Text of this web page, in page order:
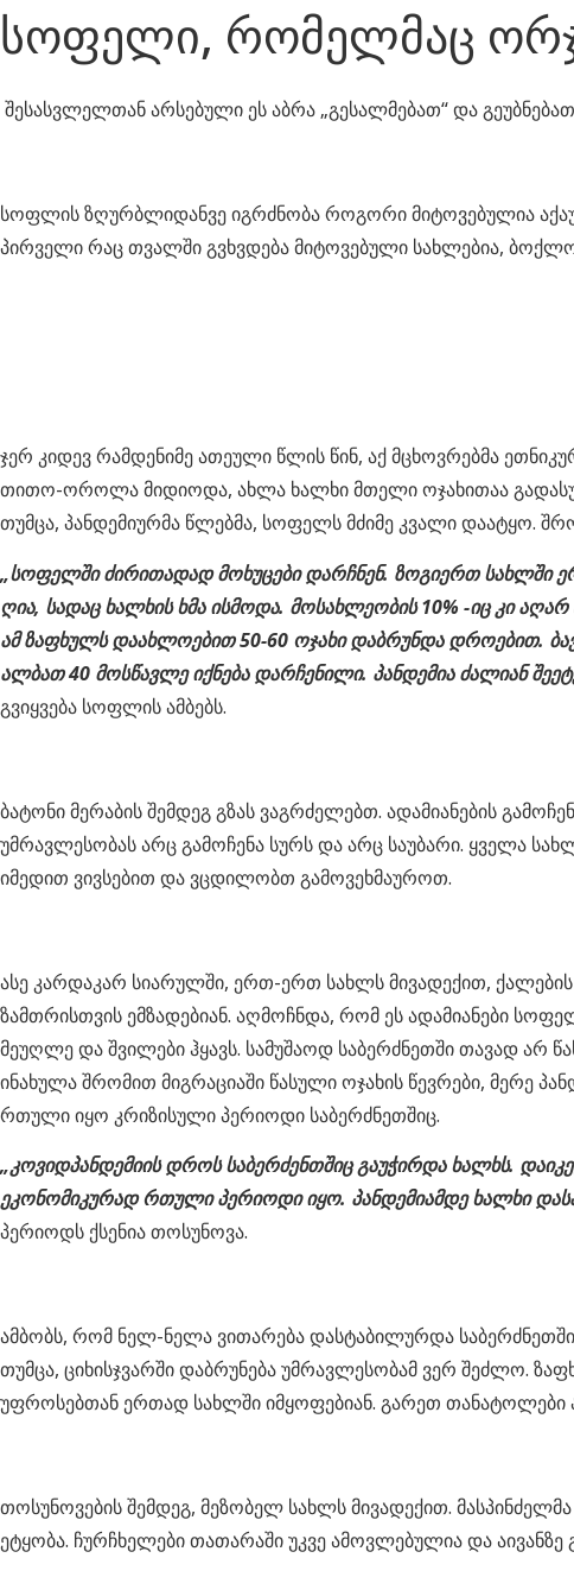
სოფელი, რომელმაც
შესასვლელთან არსებული ეს აბრა „გესალმებათ“ და
სოფლის ზღურბლიდანვე იგრძნობა როგორი მიტოვებულია
პირველი რაც თვალში გვხვდება მიტოვებული სახლებია,
ჯერ კიდევ რამდენიმე ათეული წლის წინ, აქ მცხოვრებმა
თითო-ოროლა მიდიოდა, ახლა ხალხი მთელი ოჯახითაა
თუმცა, პანდემიურმა წლებმა, სოფელს მძიმე კვალი დაატყო.
„სოფელში ძირითადად მოხუცები დარჩნენ. ზოგიერთ სახლში
ღია, სადაც ხალხის ხმა ისმოდა. მოსახლეობის 10% -იც კი
ამ ზაფხულს დაახლოებით 50-60 ოჯახი დაბრუნდა დროებით.
ალბათ 40 მოსწავლე იქნება დარჩენილი. პანდემია ძალიან
გვიყვება სოფლის ამბებს.
ბატონი მერაბის შემდეგ გზას ვაგრძელებთ. ადამიანების
უმრავლესობას არც გამოჩენა სურს და არც საუბარი. ყველა
იმედით ვივსებით და ვცდილობთ გამოვეხმაუროთ.
ასე კარდაკარ სიარულში, ერთ-ერთ სახლს მივადექით,
ზამთრისთვის ემზადებიან. აღმოჩნდა, რომ ეს ადამიანები
მეუღლე და შვილები ჰყავს. სამუშაოდ საბერძნეთში თავად არ
ინახულა შრომით მიგრაციაში წასული ოჯახის წევრები, მერე
რთული იყო კრიზისული პერიოდი საბერძნეთშიც.
„კოვიდპანდემიის დროს საბერძენთშიც გაუჭირდა ხალხს.
ეკონომიკურად რთული პერიოდი იყო. პანდემიამდე ხალხი
პერიოდს ქსენია თოსუნოვა.
ამბობს, რომ ნელ-ნელა ვითარება დასტაბილურდა
თუმცა, ციხისჯვარში დაბრუნება უმრავლესობამ ვერ შეძლო.
უფროსებთან ერთად სახლში იმყოფებიან. გარეთ თანატოლები
თოსუნოვების შემდეგ, მეზობელ სახლს მივადექით.
ეტყობა. ჩურჩხელები თათარაში უკვე ამოვლებულია და